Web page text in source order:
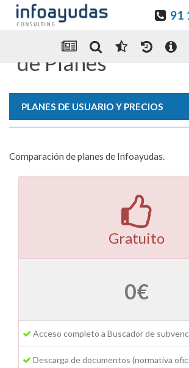
91
Infoayudas.
de Planes
PLANES DE USUARIO Y PRECIOS
Comparación de planes de Infoayudas.
Gratuito
0€
Acceso completo a Buscador de
Descarga de documentos (normativa